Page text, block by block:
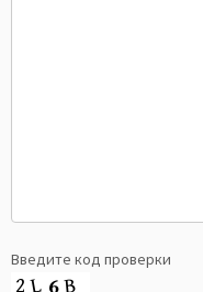
Введите код проверки